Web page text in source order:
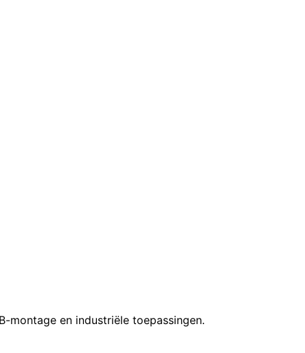
montage en industriële toepassingen.